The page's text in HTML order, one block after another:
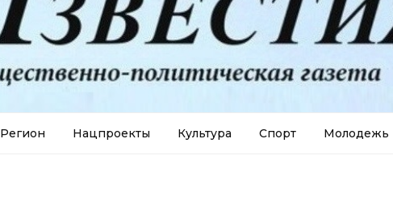
Регион Нацпроекты Культура Спорт Молодежь